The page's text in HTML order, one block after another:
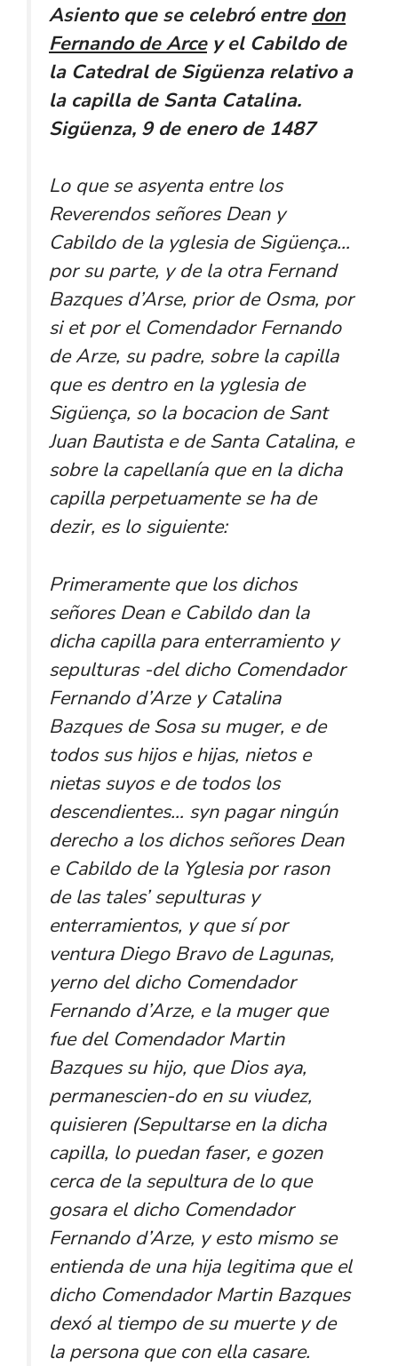
Asiento que se celebró entre don
Fernando de Arcey el Cabildo de
la Catedral de Sigüenza relativo a
la capilla de Santa Catalina.
Sigüenza, 9 de enero de 1487
Lo que se asyenta entre los
Reverendos señores Dean y
Cabildo de la yglesia de Sigüença…
por su parte, y de la otra Fernand
Bazques d’Arse, prior de Osma, por
si et por el Comendador Fernando
de Arze, su padre, sobre la capilla
que es dentro en la yglesia de
Sigüença, so la bocacion de Sant
Juan Bautista e de Santa Catalina, e
sobre la capellanía que en la dicha
capilla perpetuamente se ha de
dezir, es lo siguiente:
Primeramente que los dichos
señores Dean e Cabildo dan la
dicha capilla para enterramiento y
sepulturas -del dicho Comendador
Fernando d’Arze y Catalina
Bazques de Sosa su muger, e de
todos sus hijos e hijas, nietos e
nietas suyos e de todos los
descendientes… syn pagar ningún
derecho a los dichos señores Dean
e Cabildo de la Yglesia por rason
de las tales’ sepulturas y
enterramientos, y que sí por
ventura Diego Bravo de Lagunas,
yerno del dicho Comendador
Fernando d’Arze, e la muger que
fue del Comendador Martin
Bazques su hijo, que Dios aya,
permanescien-do en su viudez,
quisieren (Sepultarse en la dicha
capilla, lo puedan faser, e gozen
cerca de la sepultura de lo que
gosara el dicho Comendador
Fernando d’Arze, y esto mismo se
entienda de una hija legitima que el
dicho Comendador Martin Bazques
dexó al tiempo de su muerte y de
la persona que con ella casare.